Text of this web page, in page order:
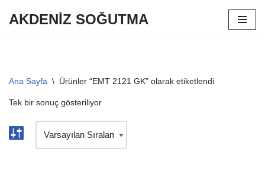
AKDENİZ SOĞUTMA
Ana Sayfa \ Ürünler “EMT 2121 GK” olarak etiketlendi
Tek bir sonuç gösteriliyor